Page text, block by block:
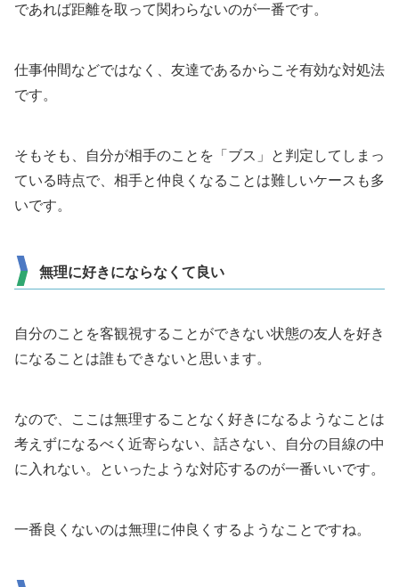
であれば距離を取って関わらないのが一番です。
仕事仲間などではなく、友達であるからこそ有効な対処法
です。
そもそも、自分が相手のことを「ブス」と判定してしまっ
ている時点で、相手と仲良くなることは難しいケースも多
いです。
無理に好きにならなくて良い
自分のことを客観視することができない状態の友人を好き
になることは誰もできないと思います。
なので、ここは無理することなく好きになるようなことは
考えずになるべく近寄らない、話さない、自分の目線の中
に入れない。といったような対応するのが一番いいです。
一番良くないのは無理に仲良くするようなことですね。